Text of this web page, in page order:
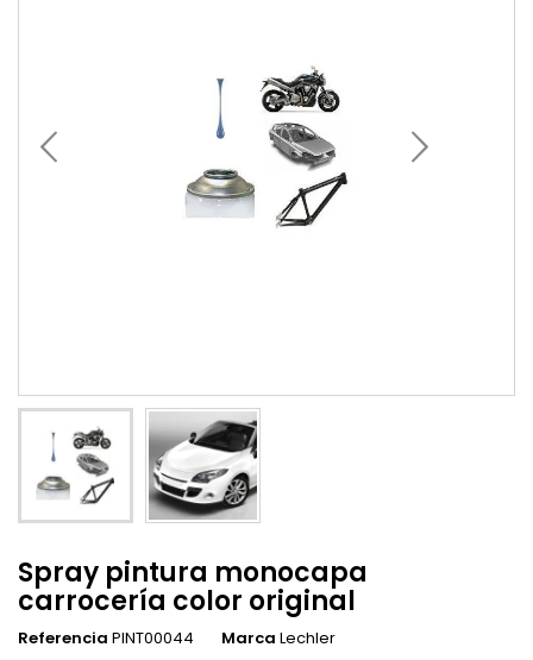
Spray pintura monocapa
carrocería color original
Referencia PINT00044 Marca Lechler